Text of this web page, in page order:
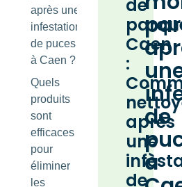
après une
infestation
de puces
à Caen ?
Quels
produits
sont
efficaces
pour
éliminer
les
de
Caen
:
après
une
de
de
à